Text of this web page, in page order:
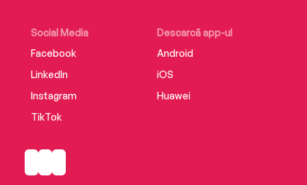
Social Media
Facebook
LinkedIn
Instagram
TikTok
Descarcă app-ul
Android
iOS
Huawei